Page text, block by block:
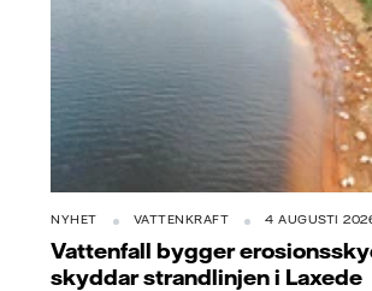
NYHET VATTENKRAFT 4 AUGUSTI
Vattenfall bygger
skyddar strandlinjen i Laxede